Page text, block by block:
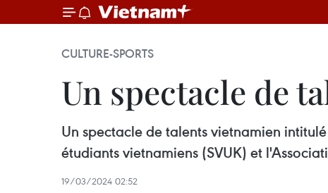
CULTURE-SPORTS
Un spectacle de
Un spectacle de talents vietnamien
étudiants vietnamiens (SVUK) et
19/03/2024 02:52